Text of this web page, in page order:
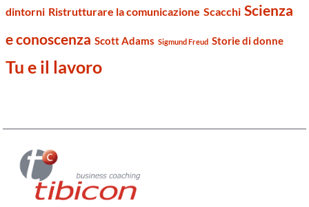
dintorni Ristrutturare la comunicazione Scacchi Scienza
e conoscenza Scott Adams Sigmund Freud Storie di donne
Tu e il lavoro